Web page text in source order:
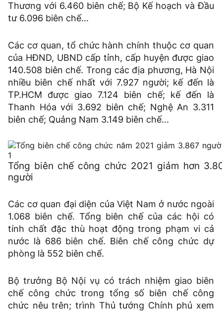
Thương với 6.460 biên chế; Bộ Kế hoạch và Đầu
tư 6.096 biên chế...
Các cơ quan, tổ chức hành chính thuộc cơ quan
của HĐND, UBND cấp tỉnh, cấp huyện được giao
140.508 biên chế. Trong các địa phương, Hà Nội
nhiều biên chế nhất với 7.927 người; kế đến là
TP.HCM được giao 7.124 biên chế; kế đến là
Thanh Hóa với 3.692 biên chế; Nghệ An 3.311
biên chế; Quảng Nam 3.149 biên chế...
Tổng biên chế công chức 2021 giảm hơn
người
Các cơ quan đại diện của Việt Nam ở nước ngoài
1.068 biên chế. Tổng biên chế của các hội có
tính chất đặc thù hoạt động trong phạm vi cả
nước là 686 biên chế. Biên chế công chức dự
phòng là 552 biên chế.
Bộ trưởng Bộ Nội vụ có trách nhiệm giao biên
chế công chức trong tổng số biên chế công
chức nêu trên; trình Thủ tướng Chính phủ xem